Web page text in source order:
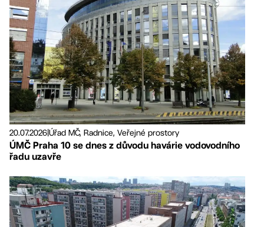
20.07.2026Úřad MČ, Radnice, Veřejné prostory
ÚMČ Praha 10 se dnes z důvodu havárie vodovodního
řadu uzavře